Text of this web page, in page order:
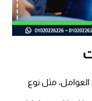
مثل نوع